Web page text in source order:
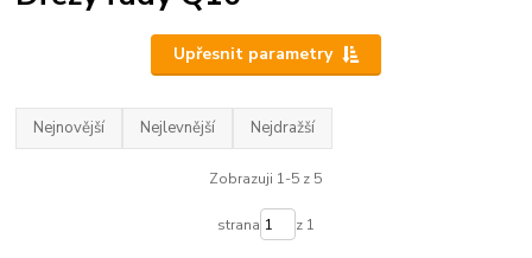
Upřesnit parametry
Nejnovější Nejlevnější Nejdražší
Zobrazuji 1-5 z 5
strana z 1